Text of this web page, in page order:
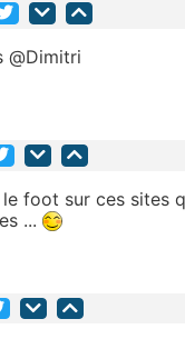
@Dimitri
foot sur ces sites
...